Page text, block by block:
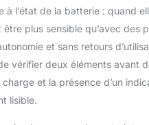
à l’état de la batterie : quand
plus sensible qu’avec des
et sans retours
vérifier deux éléments avant
et la présence d’un
lisible.